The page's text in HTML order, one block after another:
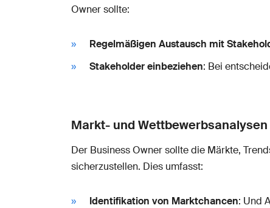
Owner sollte:
Regelmäßigen Austausch mit
Stakeholder einbeziehen: Bei
Markt- und Wettbewerbsanalysen
Der Business Owner sollte die Märkte,
sicherzustellen. Dies umfasst:
Identifikation von Marktchancen: Und